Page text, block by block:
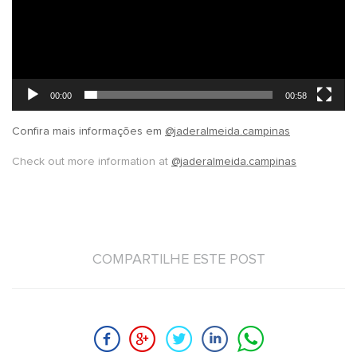
00:00 00:58
Confira mais informações em @jaderalmeida.campinas
Check out more information at @jaderalmeida.campinas
COMPARTILHE ESTE POST